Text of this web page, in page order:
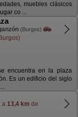
muebles clásicos
co ...
(Burgos)
encuentra en la plaza
Es un edificio del siglo
a 13,4 km de